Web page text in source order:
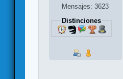
Mensajes: 3623
Distinciones